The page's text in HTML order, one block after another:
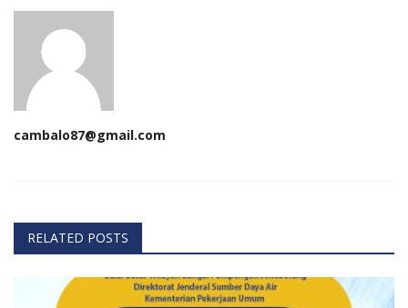
cambalo87@gmail.com
RELATED POSTS